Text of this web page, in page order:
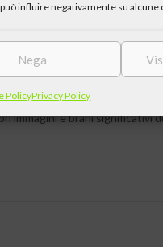
influire negativamente su
Nega
PolicyPrivacy Policy
organizza l’incontro “Senza la
in occasione del decimo
immagini e brani significativi